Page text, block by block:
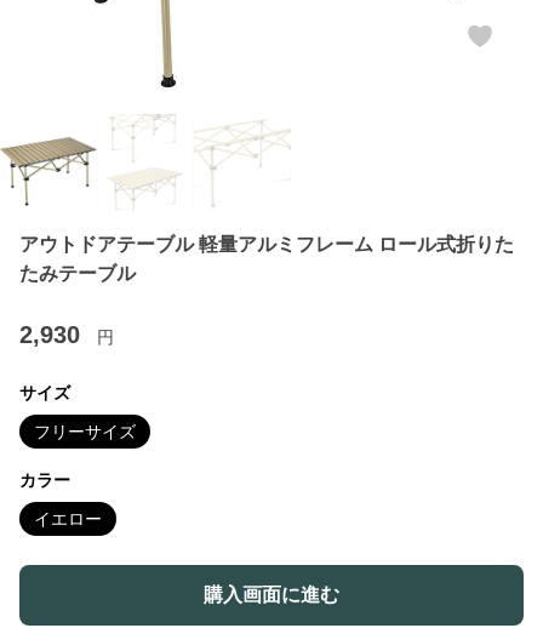
アウトドアテーブル 軽量アルミフレーム ロール式折りた
たみテーブル
2,930 円
サイズ
フリーサイズ
カラー
イエロー
購入画面に進む